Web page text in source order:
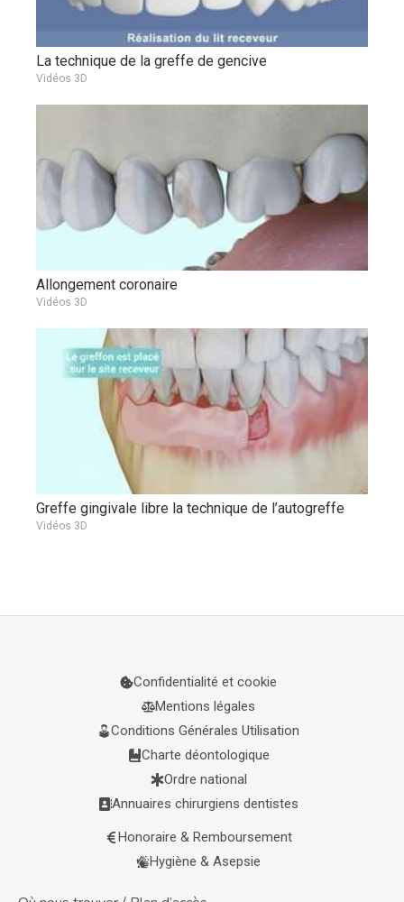
La technique de la greffe de gencive
Vidéos 3D
Allongement coronaire
Vidéos 3D
Greffe gingivale libre la technique de l’autogreffe
Vidéos 3D
Confidentialité et cookie
Mentions légales
Conditions Générales Utilisation
Charte déontologique
Ordre national
Annuaires chirurgiens dentistes
Honoraire & Remboursement
Hygiène & Asepsie